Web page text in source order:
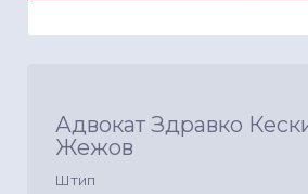
Адвокат Здравко
Жежов
Штип